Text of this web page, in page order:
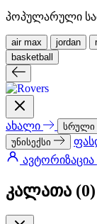
პოპულარული
air max jordan
basketball
ახალი სრული
უნისექსი
კალათა (0)